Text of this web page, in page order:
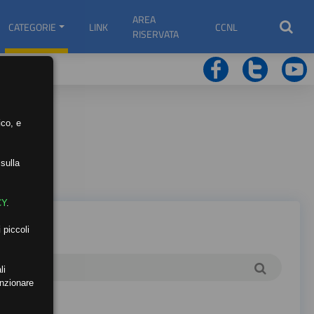
CATEGORIE LINK
AREA
RISERVATA
CCNL
e
.
piccoli